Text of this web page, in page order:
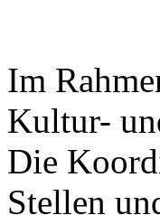
Im
Kultur-
Die
Stellen